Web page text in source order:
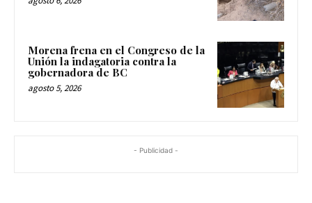
Morena frena en el Congreso de la
Unión la indagatoria contra la
gobernadora de BC
agosto 5, 2026
- Publicidad -